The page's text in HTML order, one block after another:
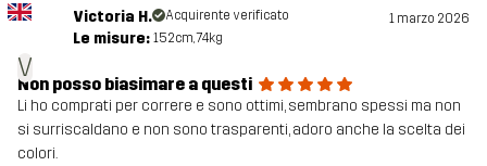
V
Victoria H. Acquirente verificato 1 marzo 2026
Le misure: 152cm, 74kg
Non posso biasimare a questi
Li ho comprati per correre e sono ottimi, sembrano spessi ma non
si surriscaldano e non sono trasparenti, adoro anche la scelta dei
colori.